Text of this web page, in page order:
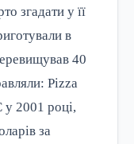
згадати у її
в
40
Pizza
2001 році,
за